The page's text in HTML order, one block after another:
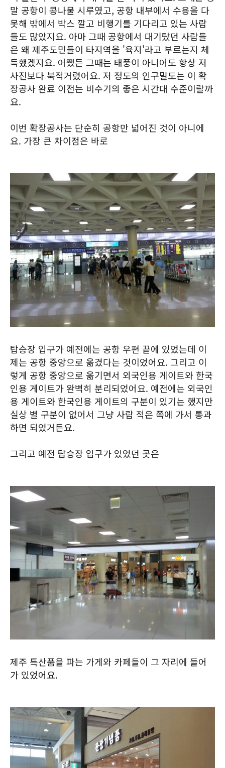
말 공항이 콩나물 시루였고, 공항 내부에서 수용을 다
못해 밖에서 박스 깔고 비행기를 기다리고 있는 사람
들도 많았지요. 아마 그때 공항에서 대기탔던 사람들
은 왜 제주도민들이 타지역을 '육지'라고 부르는지 체
득했겠지요. 어쨌든 그때는 태풍이 아니어도 항상 저
사진보다 북적거렸어요. 저 정도의 인구밀도는 이 확
장공사 완료 이전는 비수기의 좋은 시간대 수준이랄까
요.
이번 확장공사는 단순히 공항만 넓어진 것이 아니에
요. 가장 큰 차이점은 바로
탑승장 입구가 예전에는 공항 우편 끝에 있었는데 이
제는 공항 중앙으로 옮겼다는 것이었어요. 그리고 이
렇게 공항 중앙으로 옮기면서 외국인용 게이트와 한국
인용 게이트가 완벽히 분리되었어요. 예전에는 외국인
용 게이트와 한국인용 게이트의 구분이 있기는 했지만
실상 별 구분이 없어서 그냥 사람 적은 쪽에 가서 통과
하면 되었거든요.
그리고 예전 탑승장 입구가 있었던 곳은
제주 특산품을 파는 가게와 카페들이 그 자리에 들어
가 있었어요.